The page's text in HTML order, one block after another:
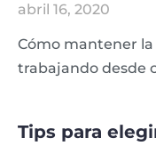
abril 16, 2020
Cómo mantener
trabajando desde
Tips para